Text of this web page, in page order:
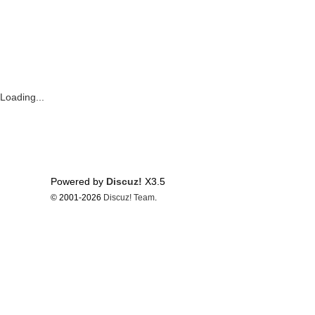
Loading...
Powered by Discuz! X3.5
© 2001-2026 Discuz! Team